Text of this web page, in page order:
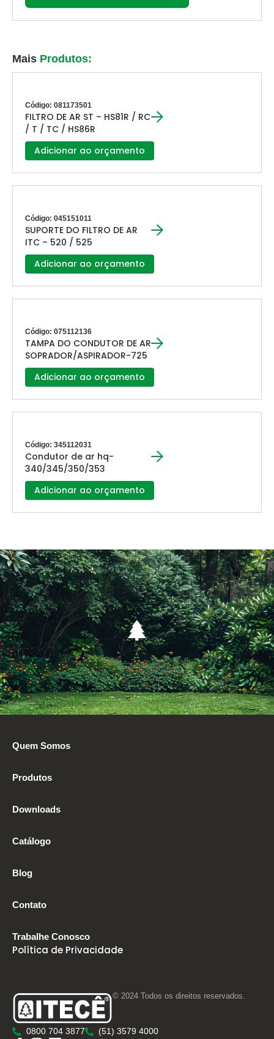
Mais Produtos:
Código: 081173501
FILTRO DE AR ST – HS81R / RC
/ T / TC / HS86R
Adicionar ao orçamento
Código: 045151011
SUPORTE DO FILTRO DE AR
ITC – 520 / 525
Adicionar ao orçamento
Código: 075112136
TAMPA DO CONDUTOR DE AR
SOPRADOR/ASPIRADOR-725
Adicionar ao orçamento
Código: 345112031
Condutor de ar hq-
340/345/350/353
Adicionar ao orçamento
Quem Somos
Produtos
Downloads
Catálogo
Blog
Contato
Trabalhe Conosco
Política de Privacidade
© 2024 Todos os direitos reservados.
0800 704 3877 (51) 3579 4000